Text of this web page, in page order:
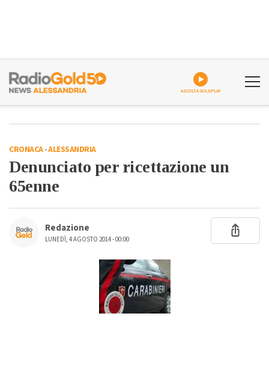
ASCOLTA GOLDPLAY
CRONACA-ALESSANDRIA
Denunciato per ricettazione un
65enne
Redazione
LUNEDÌ, 4 AGOSTO 2014 - 00:00